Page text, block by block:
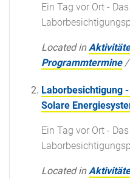
Ein Tag vor Ort - Das
Located in
Programmtermine /
Laborbesichtigung
Solare
Ein Tag vor Ort - Das
Located in